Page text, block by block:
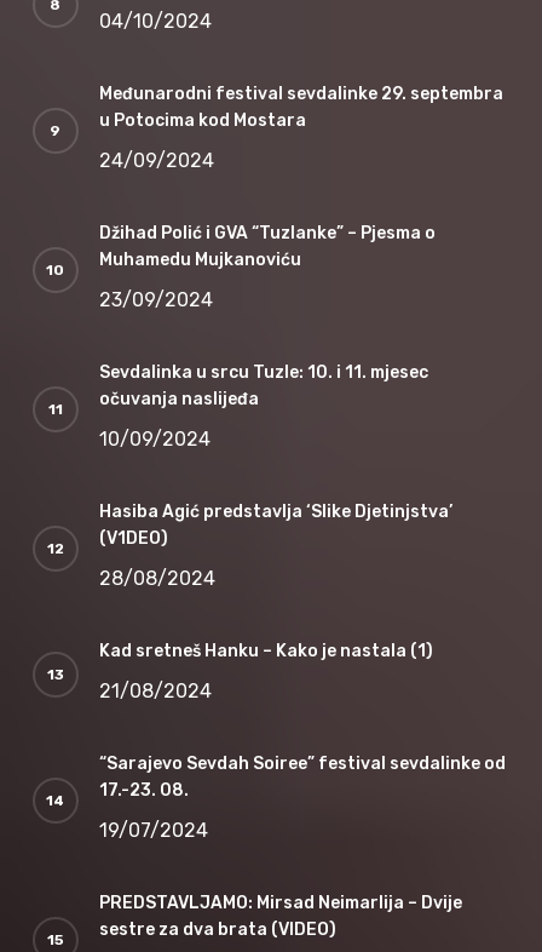
04/10/2024
Međunarodni festival sevdalinke 29. septembra
u Potocima kod Mostara
24/09/2024
Džihad Polić i GVA “Tuzlanke” – Pjesma o
Muhamedu Mujkanoviću
23/09/2024
Sevdalinka u srcu Tuzle: 10. i 11. mjesec
očuvanja naslijeđa
10/09/2024
Hasiba Agić predstavlja ‘Slike Djetinjstva’
(V1DEO)
28/08/2024
Kad sretneš Hanku – Kako je nastala (1)
21/08/2024
“Sarajevo Sevdah Soiree” festival sevdalinke od
17.-23. 08.
19/07/2024
PREDSTAVLJAMO: Mirsad Neimarlija – Dvije
sestre za dva brata (VIDEO)